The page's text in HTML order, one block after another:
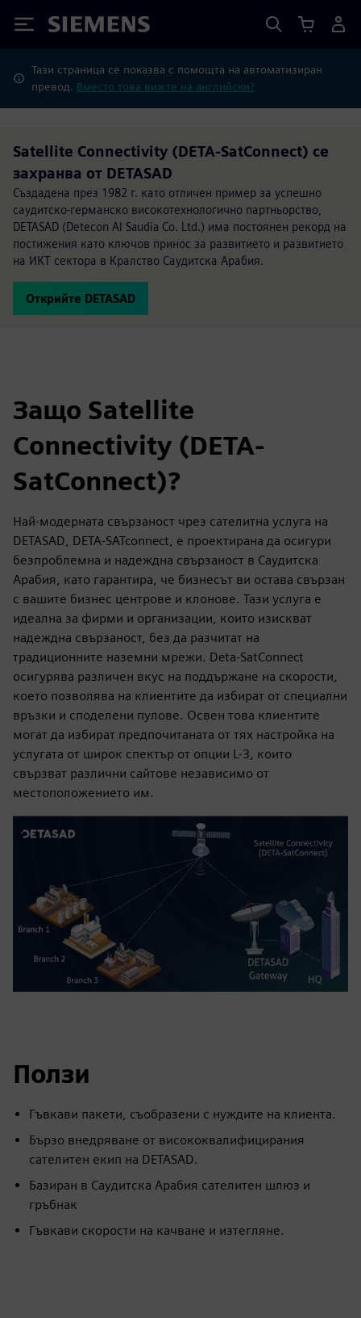
Siemens
Тази страница се показва с помощта на автоматизиран
превод. Вместо това вижте на английски?
Satellite Connectivity (DETA-SatConnect) се
захранва от DETASAD
Създадена през 1982 г. като отличен пример за успешно
саудитско-германско високотехнологично партньорство,
DETASAD (Detecon Al Saudia Co. Ltd.) има постоянен рекорд на
постижения като ключов принос за развитието и развитието
на ИКТ сектора в Кралство Саудитска Арабия.
Открийте DETASAD
Защо Satellite
Connectivity (DETA-
SatConnect)?
Най-модерната свързаност чрез сателитна услуга на
DETASAD, DETA-SATconnect, е проектирана да осигури
безпроблемна и надеждна свързаност в Саудитска
Арабия, като гарантира, че бизнесът ви остава свързан
с вашите бизнес центрове и клонове. Тази услуга е
идеална за фирми и организации, които изискват
надеждна свързаност, без да разчитат на
традиционните наземни мрежи. Deta-SatConnect
осигурява различен вкус на поддържане на скорости,
което позволява на клиентите да избират от специални
връзки и споделени пулове. Освен това клиентите
могат да избират предпочитаната от тях настройка на
услугата от широк спектър от опции L-3, които
свързват различни сайтове независимо от
местоположението им.
Ползи
Гъвкави пакети, съобразени с нуждите на клиента.
Бързо внедряване от висококвалифицирания
сателитен екип на DETASAD.
Базиран в Саудитска Арабия сателитен шлюз и
гръбнак
Гъвкави скорости на качване и изтегляне.